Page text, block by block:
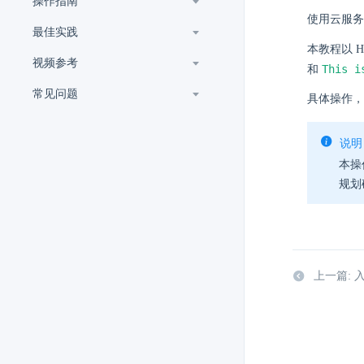
最佳实践
视频参考
常见问题
使用云服
本教程以
和 This
具体操作
说明
本操
规划
上一篇: